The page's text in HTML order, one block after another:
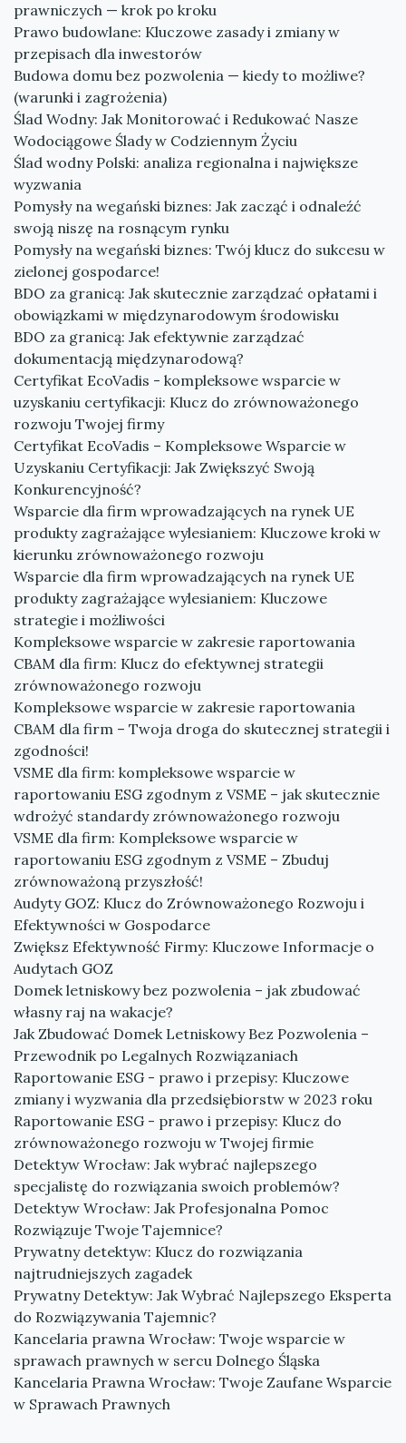
prawniczych — krok po kroku
Prawo budowlane: Kluczowe zasady i zmiany w
przepisach dla inwestorów
Budowa domu bez pozwolenia — kiedy to możliwe?
(warunki i zagrożenia)
Ślad Wodny: Jak Monitorować i Redukować Nasze
Wodociągowe Ślady w Codziennym Życiu
Ślad wodny Polski: analiza regionalna i największe
wyzwania
Pomysły na wegański biznes: Jak zacząć i odnaleźć
swoją niszę na rosnącym rynku
Pomysły na wegański biznes: Twój klucz do sukcesu w
zielonej gospodarce!
BDO za granicą: Jak skutecznie zarządzać opłatami i
obowiązkami w międzynarodowym środowisku
BDO za granicą: Jak efektywnie zarządzać
dokumentacją międzynarodową?
Certyfikat EcoVadis - kompleksowe wsparcie w
uzyskaniu certyfikacji: Klucz do zrównoważonego
rozwoju Twojej firmy
Certyfikat EcoVadis – Kompleksowe Wsparcie w
Uzyskaniu Certyfikacji: Jak Zwiększyć Swoją
Konkurencyjność?
Wsparcie dla firm wprowadzających na rynek UE
produkty zagrażające wylesianiem: Kluczowe kroki w
kierunku zrównoważonego rozwoju
Wsparcie dla firm wprowadzających na rynek UE
produkty zagrażające wylesianiem: Kluczowe
strategie i możliwości
Kompleksowe wsparcie w zakresie raportowania
CBAM dla firm: Klucz do efektywnej strategii
zrównoważonego rozwoju
Kompleksowe wsparcie w zakresie raportowania
CBAM dla firm – Twoja droga do skutecznej strategii i
zgodności!
VSME dla firm: kompleksowe wsparcie w
raportowaniu ESG zgodnym z VSME – jak skutecznie
wdrożyć standardy zrównoważonego rozwoju
VSME dla firm: Kompleksowe wsparcie w
raportowaniu ESG zgodnym z VSME – Zbuduj
zrównoważoną przyszłość!
Audyty GOZ: Klucz do Zrównoważonego Rozwoju i
Efektywności w Gospodarce
Zwiększ Efektywność Firmy: Kluczowe Informacje o
Audytach GOZ
Domek letniskowy bez pozwolenia – jak zbudować
własny raj na wakacje?
Jak Zbudować Domek Letniskowy Bez Pozwolenia –
Przewodnik po Legalnych Rozwiązaniach
Raportowanie ESG - prawo i przepisy: Kluczowe
zmiany i wyzwania dla przedsiębiorstw w 2023 roku
Raportowanie ESG - prawo i przepisy: Klucz do
zrównoważonego rozwoju w Twojej firmie
Detektyw Wrocław: Jak wybrać najlepszego
specjalistę do rozwiązania swoich problemów?
Detektyw Wrocław: Jak Profesjonalna Pomoc
Rozwiązuje Twoje Tajemnice?
Prywatny detektyw: Klucz do rozwiązania
najtrudniejszych zagadek
Prywatny Detektyw: Jak Wybrać Najlepszego Eksperta
do Rozwiązywania Tajemnic?
Kancelaria prawna Wrocław: Twoje wsparcie w
sprawach prawnych w sercu Dolnego Śląska
Kancelaria Prawna Wrocław: Twoje Zaufane Wsparcie
w Sprawach Prawnych